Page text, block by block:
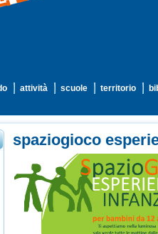
attività scuole territorio
spaziogioco